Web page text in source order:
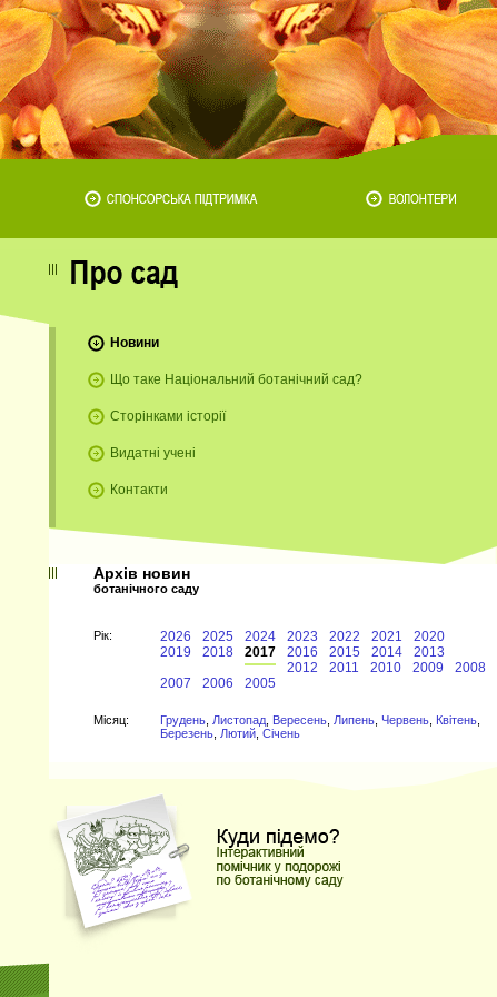
Новини
Що таке Національний ботанічний сад?
Сторінками історії
Видатні учені
Контакти
Архів новин
ботанічного саду
Рiк: 2026 2025 2024 2023 2022 2021
2020
2019
2018 2017 2016 2015 2014
2013
2012
2011 2010 2009
2008
2007
2006 2005
Мiсяц: Грудень Листопад Вересень Липень Червень Квітень
Березень Лютий Січень